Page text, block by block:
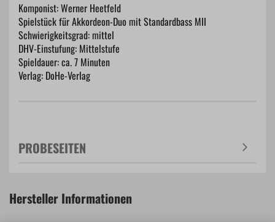
Komponist: Werner Heetfeld
Spielstück für Akkordeon-Duo mit Standardbass MII
Schwierigkeitsgrad: mittel
DHV-Einstufung: Mittelstufe
Spieldauer: ca. 7 Minuten
Verlag: DoHe-Verlag
PROBESEITEN
Hersteller Informationen